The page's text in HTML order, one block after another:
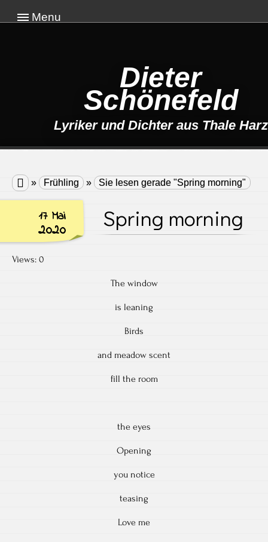
Menu
Dieter
Schönefeld
Lyriker und Dichter aus Thale Harz
 » Frühling » Sie lesen gerade "Spring morning"
17 Mai
2020 Spring morning
Views: 0
The window
is leaning
Birds
and meadow scent
fill the room
the eyes
Opening
you notice
teasing
Love me